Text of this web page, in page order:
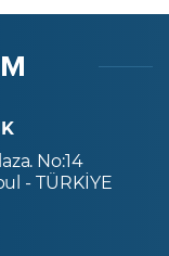
No:14
- TÜRKİYE